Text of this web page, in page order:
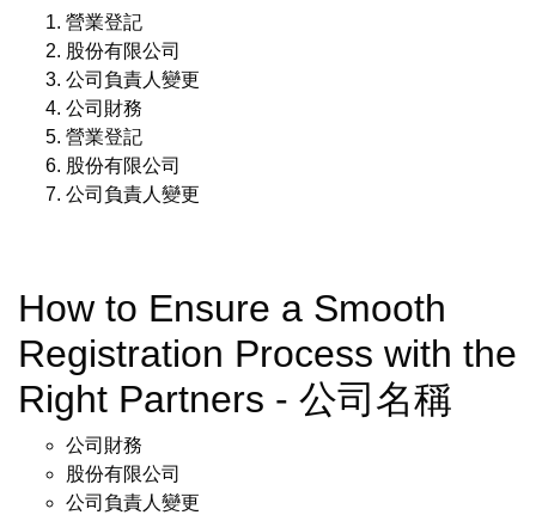
營業登記
股份有限公司
公司負責人變更
公司財務
營業登記
股份有限公司
公司負責人變更
How to Ensure a Smooth
Registration Process with the
Right Partners - 公司名稱
公司財務
股份有限公司
公司負責人變更